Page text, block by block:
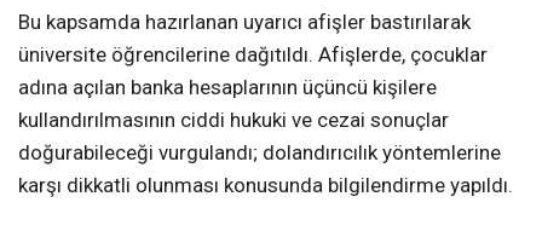
Bu kapsamda hazırlanan uyarıcı afişler bastırılarak
üniversite öğrencilerine dağıtıldı. Afişlerde, çocuklar
adına açılan banka hesaplarının üçüncü kişilere
kullandırılmasının ciddi hukuki ve cezai sonuçlar
doğurabileceği vurgulandı; dolandırıcılık yöntemlerine
karşı dikkatli olunması konusunda bilgilendirme yapıldı.